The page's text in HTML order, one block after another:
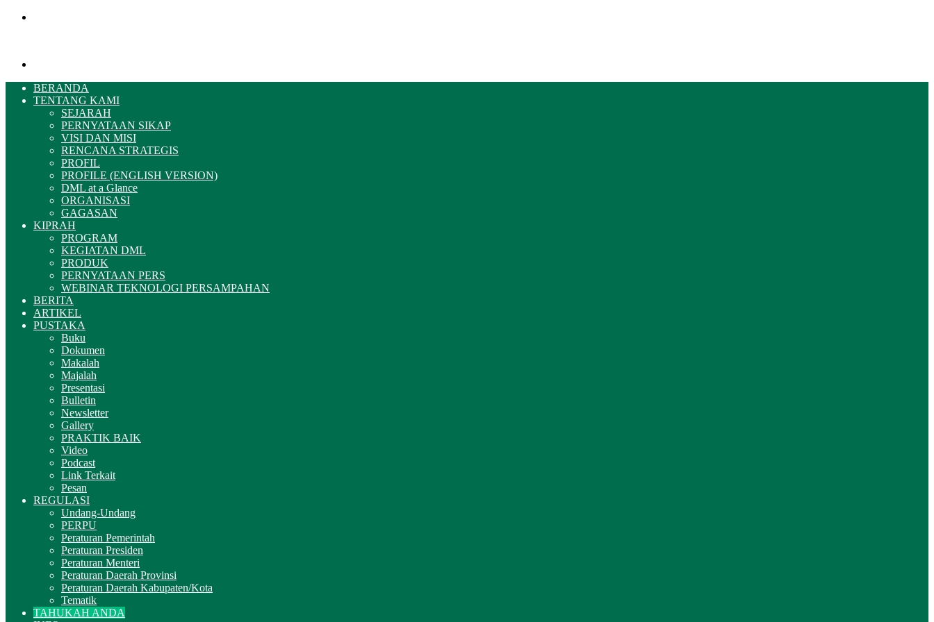
BERANDA
TENTANG KAMI
SEJARAH
PERNYATAAN SIKAP
VISI DAN MISI
RENCANA STRATEGIS
PROFIL
PROFILE (ENGLISH VERSION)
DML at a Glance
ORGANISASI
GAGASAN
KIPRAH
PROGRAM
KEGIATAN DML
PRODUK
PERNYATAAN PERS
WEBINAR TEKNOLOGI PERSAMPAHAN
BERITA
ARTIKEL
PUSTAKA
Buku
Dokumen
Makalah
Majalah
Presentasi
Bulletin
Newsletter
Gallery
PRAKTIK BAIK
Video
Podcast
Link Terkait
Pesan
REGULASI
Undang-Undang
PERPU
Peraturan Pemerintah
Peraturan Presiden
Peraturan Menteri
Peraturan Daerah Provinsi
Peraturan Daerah Kabupaten/Kota
Tematik
TAHUKAH ANDA